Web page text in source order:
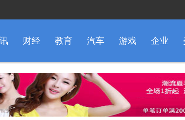
财经 教育 汽车 游戏 企业